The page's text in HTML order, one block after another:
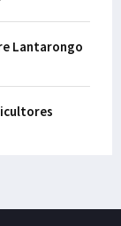
Lantarongo